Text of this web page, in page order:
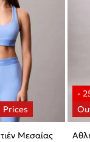
Μεσαίας